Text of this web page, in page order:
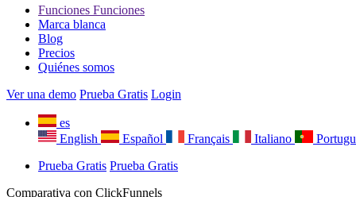
Funciones Funciones
Marca blanca
Blog
Precios
Quiénes somos
Ver una demo Prueba Gratis Login
es
English
Español Français Italiano
Prueba Gratis Prueba Gratis
Comparativa con ClickFunnels